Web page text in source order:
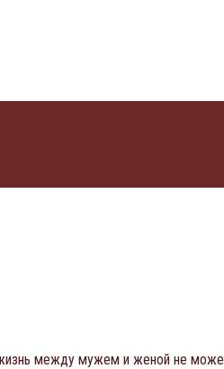
между мужем и женой не